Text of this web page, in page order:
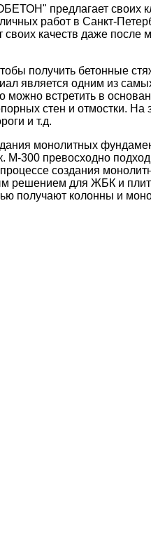
предлагает своих
работ в Санкт-
качеств даже после
получить бетонные
является одним из
можно встретить в
стен и отмостки. На
и т.д.
монолитных
М-300 превосходно
создания
решением для ЖБК и плит
получают колонны и